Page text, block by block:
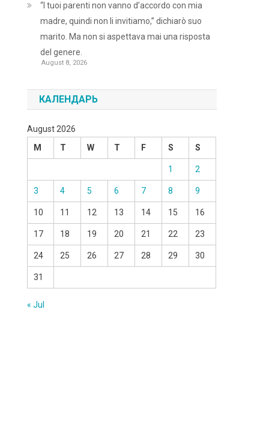
“I tuoi parenti non vanno d’accordo con mia
madre, quindi non li invitiamo,” dichiarò suo
marito. Ma non si aspettava mai una risposta
del genere.
August 8, 2026
КАЛЕНДАРЬ
August 2026
M
T W T F S S
1 2
3 4 5 6 7 8 9
10 11 12 13 14 15 16
17 18 19 20 21 22 23
24 25 26 27 28 29 30
31
« Jul